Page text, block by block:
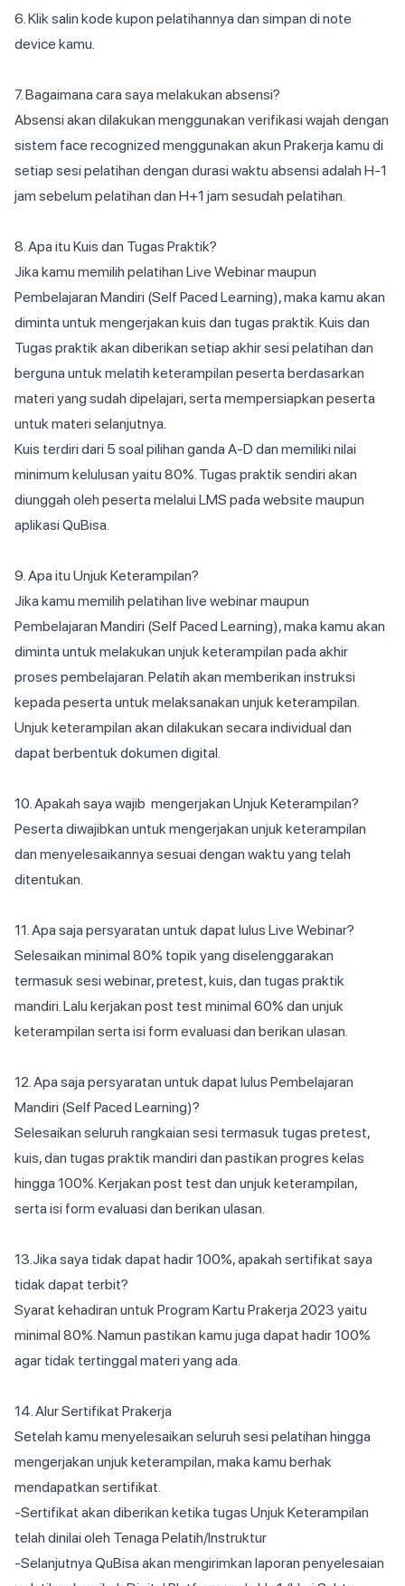
6. Klik salin kode kupon pelatihannya dan simpan di note
device kamu.
7. Bagaimana cara saya melakukan absensi?
Absensi akan dilakukan menggunakan verifikasi wajah dengan
sistem face recognized menggunakan akun Prakerja kamu di
setiap sesi pelatihan dengan durasi waktu absensi adalah H-1
jam sebelum pelatihan dan H+1 jam sesudah pelatihan.
8. Apa itu Kuis dan Tugas Praktik?
Jika kamu memilih pelatihan Live Webinar maupun
Pembelajaran Mandiri (Self Paced Learning), maka kamu akan
diminta untuk mengerjakan kuis dan tugas praktik. Kuis dan
Tugas praktik akan diberikan setiap akhir sesi pelatihan dan
berguna untuk melatih keterampilan peserta berdasarkan
materi yang sudah dipelajari, serta mempersiapkan peserta
untuk materi selanjutnya.
Kuis terdiri dari 5 soal pilihan ganda A-D dan memiliki nilai
minimum kelulusan yaitu 80%. Tugas praktik sendiri akan
diunggah oleh peserta melalui LMS pada website maupun
aplikasi QuBisa.
9. Apa itu Unjuk Keterampilan?
Jika kamu memilih pelatihan live webinar maupun
Pembelajaran Mandiri (Self Paced Learning), maka kamu akan
diminta untuk melakukan unjuk keterampilan pada akhir
proses pembelajaran. Pelatih akan memberikan instruksi
kepada peserta untuk melaksanakan unjuk keterampilan.
Unjuk keterampilan akan dilakukan secara individual dan
dapat berbentuk dokumen digital.
10. Apakah saya wajib mengerjakan Unjuk Keterampilan?
Peserta diwajibkan untuk mengerjakan unjuk keterampilan
dan menyelesaikannya sesuai dengan waktu yang telah
ditentukan.
11. Apa saja persyaratan untuk dapat lulus Live Webinar?
Selesaikan minimal 80% topik yang diselenggarakan
termasuk sesi webinar, pretest, kuis, dan tugas praktik
mandiri. Lalu kerjakan post test minimal 60% dan unjuk
keterampilan serta isi form evaluasi dan berikan ulasan.
12. Apa saja persyaratan untuk dapat lulus Pembelajaran
Mandiri (Self Paced Learning)?
Selesaikan seluruh rangkaian sesi termasuk tugas pretest,
kuis, dan tugas praktik mandiri dan pastikan progres kelas
hingga 100%. Kerjakan post test dan unjuk keterampilan,
serta isi form evaluasi dan berikan ulasan.
13.Jika saya tidak dapat hadir 100%, apakah sertifikat saya
tidak dapat terbit?
Syarat kehadiran untuk Program Kartu Prakerja 2023 yaitu
minimal 80%. Namun pastikan kamu juga dapat hadir 100%
agar tidak tertinggal materi yang ada.
14. Alur Sertifikat Prakerja
Setelah kamu menyelesaikan seluruh sesi pelatihan hingga
mengerjakan unjuk keterampilan, maka kamu berhak
mendapatkan sertifikat.
-Sertifikat akan diberikan ketika tugas Unjuk Keterampilan
telah dinilai oleh Tenaga Pelatih/Instruktur
-Selanjutnya QuBisa akan mengirimkan laporan penyelesaian